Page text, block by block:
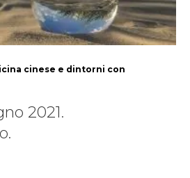
cinese e dintorni con
2021.